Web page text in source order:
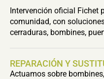
Intervención oficial Fichet
comunidad, con
cerraduras, bombines,
REPARACIÓN Y
Actuamos sobre